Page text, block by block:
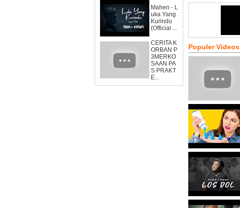
Mahen - L
uka Yang
Kurindu
(Official ...
CERITA K
ORBAN P
3MERKO
SAAN PA
S PRAKT
E...
Populer Videos